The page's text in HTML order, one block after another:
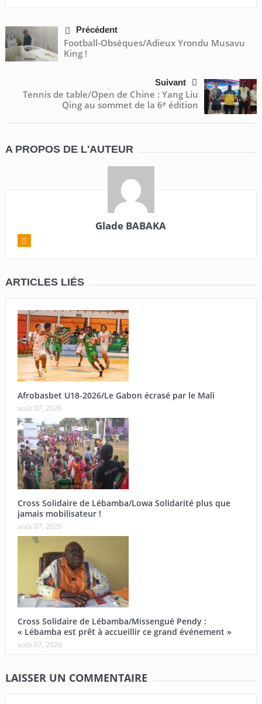
Précédent
Football-Obsèques/Adieux Yrondu Musavu
King !
Suivant
Tennis de table/Open de Chine : Yang Liu
Qing au sommet de la 6ᵉ édition
A PROPOS DE L'AUTEUR
Glade BABAKA
ARTICLES LIÉS
Afrobasbet U18-2026/Le Gabon écrasé par le Mali
août 07, 2026
Cross Solidaire de Lébamba/Lowa Solidarité plus que
jamais mobilisateur !
août 07, 2026
Cross Solidaire de Lébamba/Missengué Pendy :
« Lébamba est prêt à accueillir ce grand événement »
août 07, 2026
LAISSER UN COMMENTAIRE